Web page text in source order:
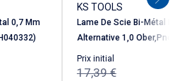
0,7 Mm
KS TOOLS
Lame De Scie Bi-Métal
Alternative 1,0
Prix ​​initial
17,39 €